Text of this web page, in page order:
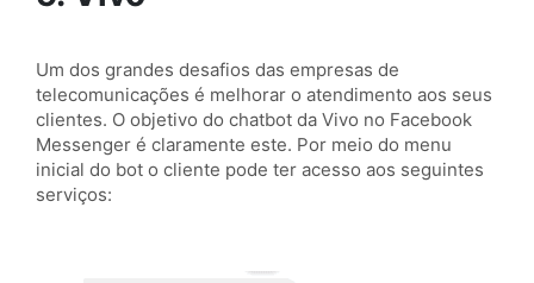
Um dos grandes desafios das empresas de
telecomunicações é melhorar o atendimento aos seus
clientes. O objetivo do chatbot da Vivo no Facebook
Messenger é claramente este. Por meio do menu
inicial do bot o cliente pode ter acesso aos seguintes
serviços: